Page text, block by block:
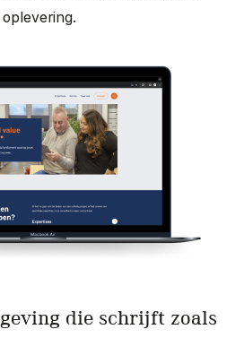
die schrijft zoals